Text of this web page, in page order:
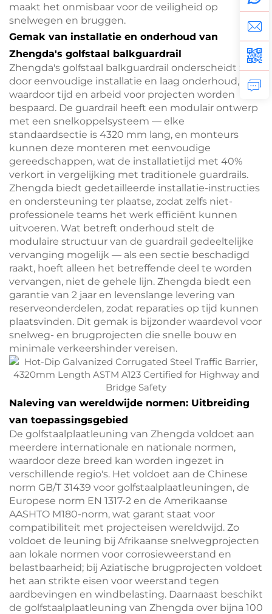
maakt het onmisbaar voor de veiligheid op
snelwegen en bruggen.
Gemak van installatie en onderhoud van
Zhengda's golfstaal balkguardrail
Zhengda's golfstaal balkguardrail onderscheidt zich
door eenvoudige installatie en laag onderhoud,
waardoor tijd en arbeid voor projecten worden
bespaard. De guardrail heeft een modulair ontwerp
met een snelkoppelsysteem — elke
standaardsectie is 4320 mm lang, en monteurs
kunnen deze monteren met eenvoudige
gereedschappen, wat de installatietijd met 40%
verkort in vergelijking met traditionele guardrails.
Zhengda biedt gedetailleerde installatie-instructies
en ondersteuning ter plaatse, zodat zelfs niet-
professionele teams het werk efficiënt kunnen
uitvoeren. Wat betreft onderhoud stelt de
modulaire structuur van de guardrail gedeeltelijke
vervanging mogelijk — als een sectie beschadigd
raakt, hoeft alleen het betreffende deel te worden
vervangen, niet de gehele lijn. Zhengda biedt een
garantie van 2 jaar en levenslange levering van
reserveonderdelen, zodat reparaties op tijd kunnen
plaatsvinden. Dit gemak is bijzonder waardevol voor
snelweg- en brugprojecten die snelle bouw en
minimale verkeershinder vereisen.
Naleving van wereldwijde normen: Uitbreiding
van toepassingsgebied
De golfstaalplaatleuning van Zhengda voldoet aan
meerdere internationale en nationale normen,
waardoor deze breed kan worden ingezet in
verschillende regio's. Het voldoet aan de Chinese
norm GB/T 31439 voor golfstaalplaatleuningen, de
Europese norm EN 1317-2 en de Amerikaanse
AASHTO M180-norm, wat garant staat voor
compatibiliteit met projecteisen wereldwijd. Zo
voldoet de leuning bij Afrikaanse snelwegprojecten
aan lokale normen voor corrosieweerstand en
belastbaarheid; bij Aziatische brugprojecten voldoet
het aan strikte eisen voor weerstand tegen
aardbevingen en windbelasting. Daarnaast beschikt
de golfstaalplaatleuning van Zhengda over bijna 100